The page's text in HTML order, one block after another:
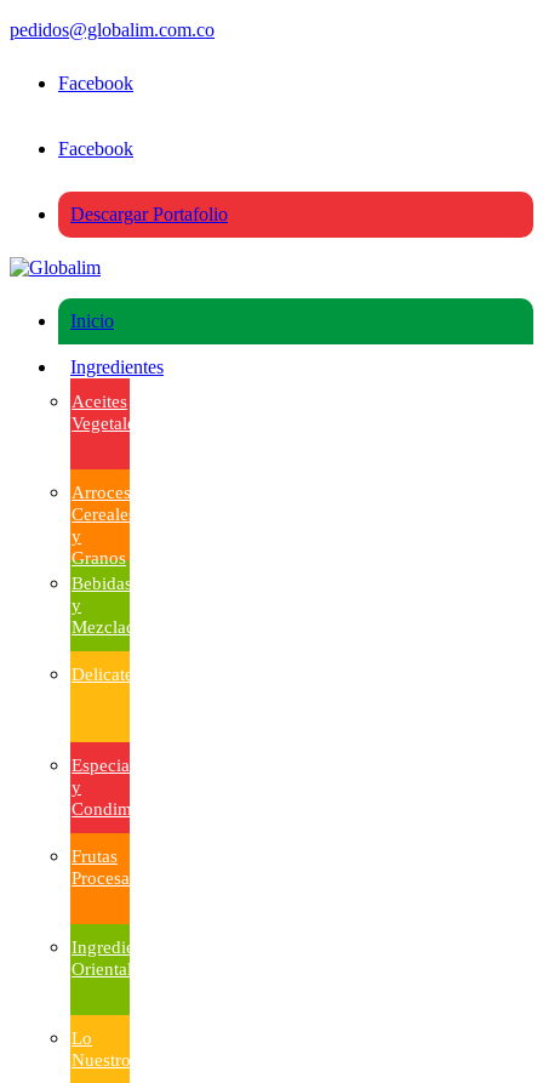
pedidos@globalim.com.co
Facebook
Facebook
Descargar Portafolio
Inicio
Ingredientes
Aceites
Vegetales
Arroces,
Cereales
y
Granos
Bebidas
y
Mezcladores
Delicatesen
Especias
y
Condimentos
Frutas
Procesadas
Ingredientes
Orientales
Lo
Nuestro